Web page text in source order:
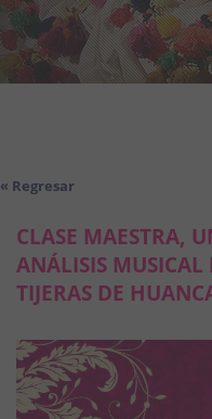
« Regresar
CLASE MAESTRA,
ANÁLISIS
TIJERAS DE